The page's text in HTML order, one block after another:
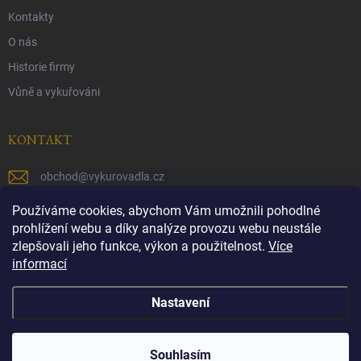
Používáme cookies, abychom Vám umožnili pohodlné
prohlížení webu a díky analýze provozu webu neustále
zlepšovali jeho funkce, výkon a použitelnost. Více
informací
Nastavení
Souhlasím
Kontakty
O nás
Historie firmy
Vůně a vykuřováni
KONTAKT
obchod@vykurovadla.cz
+420 603 149 699
https://www.facebook.com/vykurovadla.cz/
https://www.instagram.com/vykurovadla.cz/
Vykurovadla.cz . Všechna práva vyhrazena.